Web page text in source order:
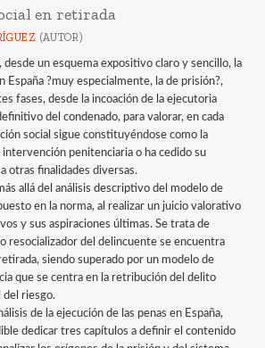
en retirada
(AUTOR)
desde un esquema expositivo claro y sencillo, la
España ?muy especialmente, la de prisión?,
fases, desde la incoación de la ejecutoria
del condenado, para valorar, en cada
social sigue constituyéndose como la
intervención penitenciaria o ha cedido su
otras finalidades diversas.
allá del análisis descriptivo del modelo de
en la norma, al realizar un juicio valorativo
y sus aspiraciones últimas. Se trata de
resocializador del delincuente se encuentra
siendo superado por un modelo de
que se centra en la retribución del delito
del riesgo.
de la ejecución de las penas en España,
dedicar tres capítulos a definir el contenido